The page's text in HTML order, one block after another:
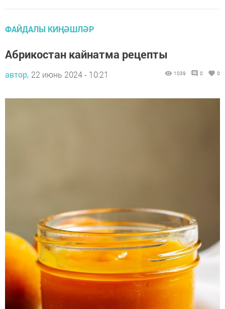
ФАЙДАЛЫ КИҢӘШЛӘР
Абрикостан кайнатма рецепты
автор, 22 июнь 2024 - 10:21 1039 0 0